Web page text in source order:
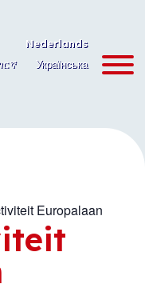
Nederlands
Українська
Europalaan